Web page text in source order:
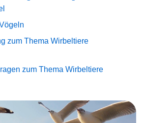
zum Thema Wirbeltiere
zum Thema Wirbeltiere